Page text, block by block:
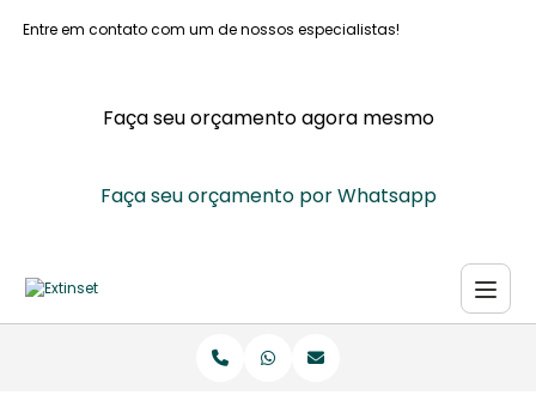
Entre em contato com um de nossos especialistas!
Faça seu orçamento agora mesmo
Faça seu orçamento por Whatsapp